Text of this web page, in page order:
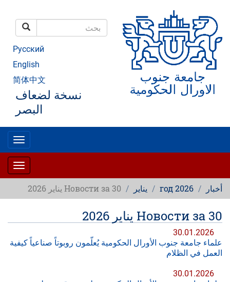
المحتوى
الرئيسي
بحث
Русский
English
简体中文
نسخة لضعاف
البصر
أخبار 2026 год يناير Новости за 30 يناير 2026
Новости за 30 يناير 2026
30.01.2026
علماء جامعة جنوب الأورال الحكومية يُعلّمون روبوتاً صناعياً كيفية
العمل في الظلام
30.01.2026